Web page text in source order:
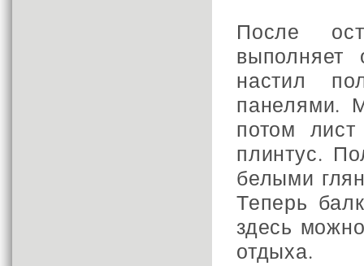
После
выполняет
настил
панелями.
потом
плинтус.
белыми
Теперь
здесь
отдыха.